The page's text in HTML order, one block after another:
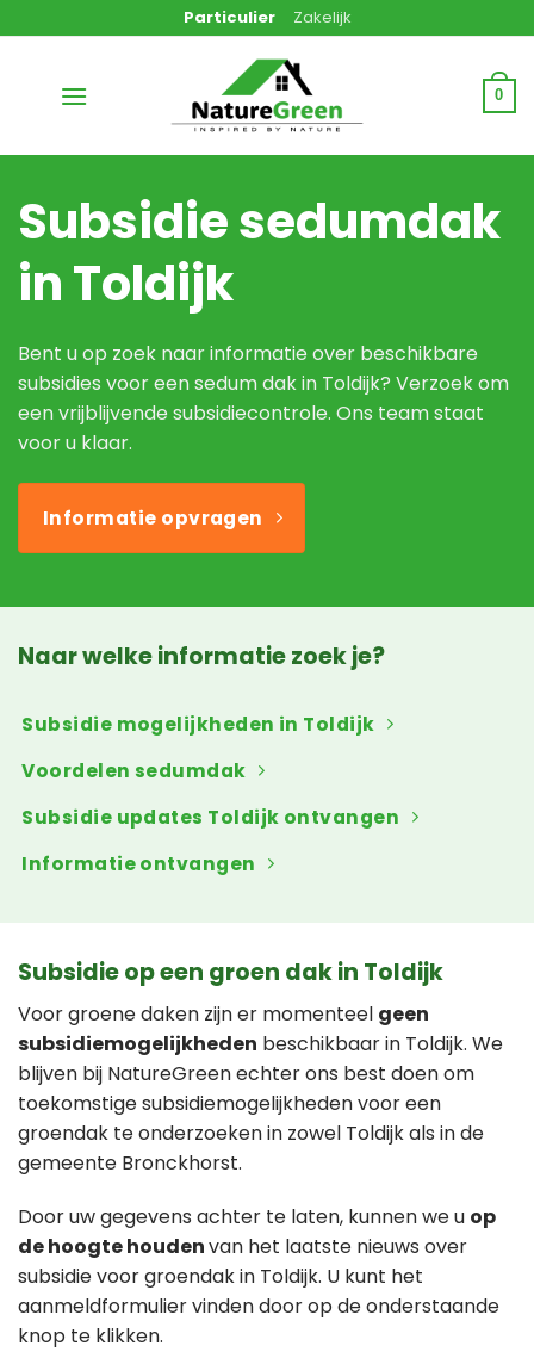
naar
Particulier Zakelijk
0
Subsidie sedumdak
in Toldijk
Bent u op zoek naar informatie over beschikbare
subsidies voor een sedum dak in Toldijk? Verzoek om
een vrijblijvende subsidiecontrole. Ons team staat
voor u klaar.
Informatie opvragen
Naar welke informatie zoek je?
Subsidie mogelijkheden in Toldijk
Voordelen sedumdak
Subsidie updates Toldijk ontvangen
Informatie ontvangen
Subsidie op een groen dak in Toldijk
Voor groene daken zijn er momenteel geen
subsidiemogelijkheden beschikbaar in Toldijk. We
blijven bij NatureGreen echter ons best doen om
toekomstige subsidiemogelijkheden voor een
groendak te onderzoeken in zowel Toldijk als in de
gemeente Bronckhorst.
Door uw gegevens achter te laten, kunnen we u op
de hoogte houdenvan het laatste nieuws over
subsidie voor groendak in Toldijk. U kunt het
aanmeldformulier vinden door op de onderstaande
knop te klikken.